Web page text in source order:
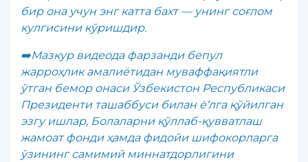
бир она учун энг катта бахт — унинг соғлом
кулгисини кўришдир.
➡️Мазкур видеода фарзанди бепул
жарроҳлик амалиётидан муваффақиятли
ўтган бемор онаси Ўзбекистон Республикаси
Президенти ташаббуси билан ё‘лга қўйилган
эзгу ишлар, Болаларни қўллаб-қувватлаш
жамоат фонди ҳамда фидойи шифокорларга
ўзининг самимий миннатдорлигини